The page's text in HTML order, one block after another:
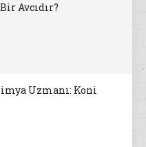
Avcıdır?
Uzmanı: Koni